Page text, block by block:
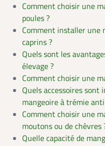
Comment choisir une
poules ?
Comment installer une
caprins ?
Quels sont les
élevage ?
Comment choisir une
Quels accessoires sont
mangeoire à trémie
Comment choisir une
moutons ou de chèvres
Quelle capacité de